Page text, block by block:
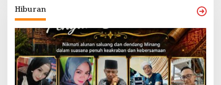
Hiburan